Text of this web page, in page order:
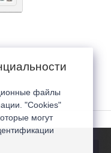
файлы
"Cookies"
могут